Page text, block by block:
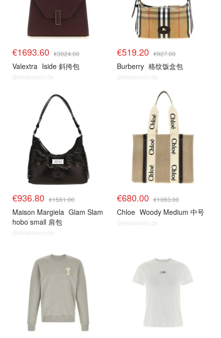
€1693.60 €3024.00
Valextra Iside 斜挎包
@dealmoon.de
€519.20 €927.00
Burberry 格纹饭盒包
@dealmoon.de
€936.80 €1561.00
Maison Margiela Glam Slam
hobo small 肩包
@dealmoon.de
€680.00 €1063.00
Chloe Woody Medium 中号
@dealmoon.de